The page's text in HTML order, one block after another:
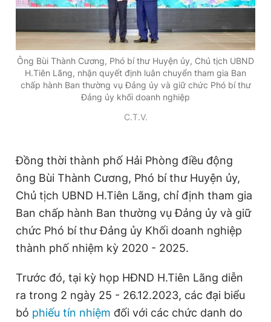
Ông Bùi Thành Cương, Phó bí thư Huyện ủy, Chủ tịch UBND
H.Tiên Lãng, nhận quyết định luân chuyển tham gia Ban
chấp hành Ban thường vụ Đảng ủy và giữ chức Phó bí thư
Đảng ủy khối doanh nghiệp
C.T.V.
Đồng thời thành phố Hải Phòng điều động
ông Bùi Thành Cương, Phó bí thư Huyện ủy,
Chủ tịch UBND H.Tiên Lãng, chỉ định tham gia
Ban chấp hành Ban thường vụ Đảng ủy và giữ
chức Phó bí thư Đảng ủy Khối doanh nghiệp
thành phố nhiệm kỳ 2020 - 2025.
Trước đó, tại kỳ họp HĐND H.Tiên Lãng diễn
ra trong 2 ngày 25 - 26.12.2023, các đại biểu
bỏ phiếu tín nhiệm đối với các chức danh do